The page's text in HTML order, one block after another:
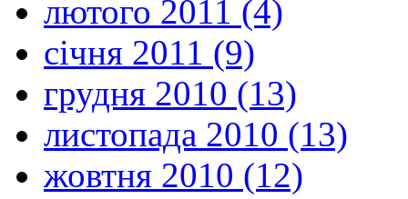
лютого 2011 (4)
січня 2011 (9)
грудня 2010 (13)
листопада 2010 (13)
жовтня 2010 (12)